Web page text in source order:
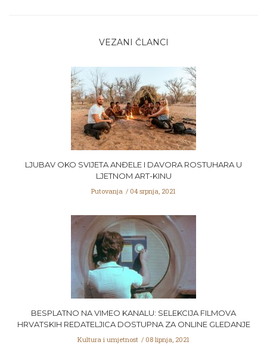
VEZANI ČLANCI
LJUBAV OKO SVIJETA ANĐELE I DAVORA ROSTUHARA U
LJETNOM ART-KINU
Putovanja 04 srpnja, 2021
BESPLATNO NA VIMEO KANALU: SELEKCIJA FILMOVA
HRVATSKIH REDATELJICA DOSTUPNA ZA ONLINE GLEDANJE
Kultura i umjetnost 08 lipnja, 2021